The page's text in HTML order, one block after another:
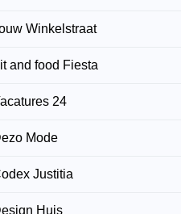
Winkelstraat
and food Fiesta
24
Mode
Justitia
Huis